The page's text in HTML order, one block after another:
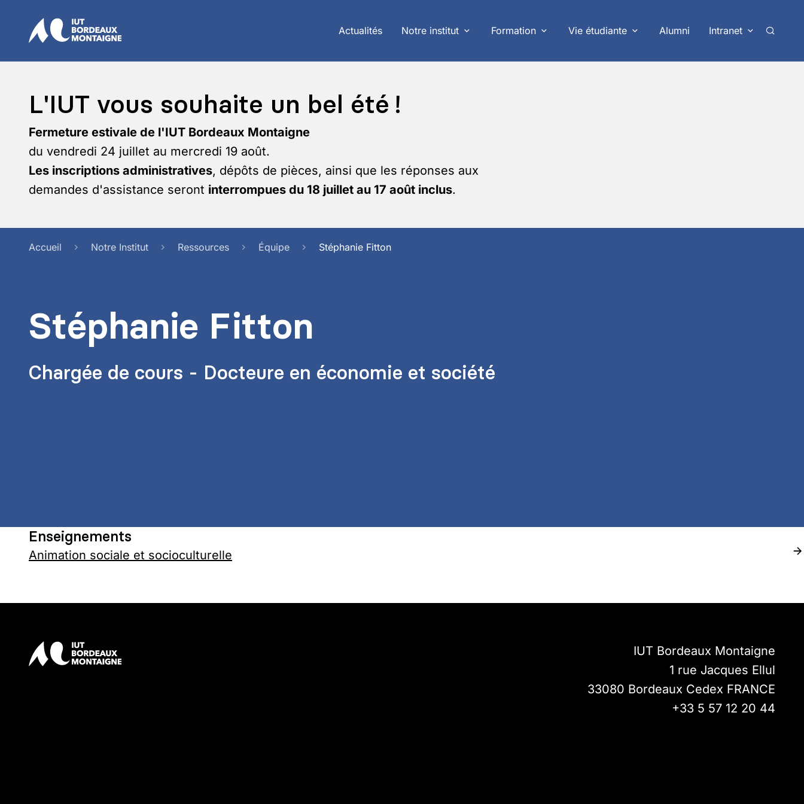
Actualités Notre institut Formation Vie étudiante Alumni Intranet
L'IUT vous souhaite un bel été !
Fermeture estivale de l'IUT Bordeaux Montaigne
du vendredi 24 juillet au mercredi 19 août.
Les inscriptions administratives, dépôts de pièces, ainsi que les réponses aux
demandes d'assistance seront interrompues du 18 juillet au 17 août inclus.
Accueil Notre Institut Ressources Équipe Stéphanie Fitton
Stéphanie Fitton
Chargée de cours - Docteure en économie et société
Enseignements
Animation sociale et socioculturelle
IUT Bordeaux Montaigne
1 rue Jacques Ellul
33080 Bordeaux Cedex FRANCE
+33 5 57 12 20 44